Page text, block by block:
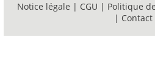
Notice légale | CGU | Politique
| Contact